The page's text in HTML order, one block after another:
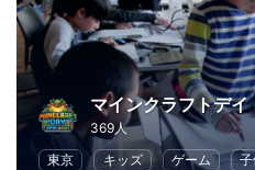
マインクラフトデイ
369人
東京
キッズ ゲーム